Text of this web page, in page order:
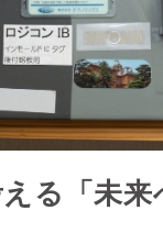
る「未来